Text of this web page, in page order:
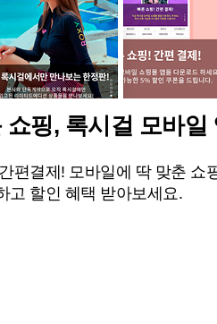
쇼핑, 록시걸 모바일
편결제! 모바일에 딱 맞춘 쇼
고 할인 혜택 받아보세요.